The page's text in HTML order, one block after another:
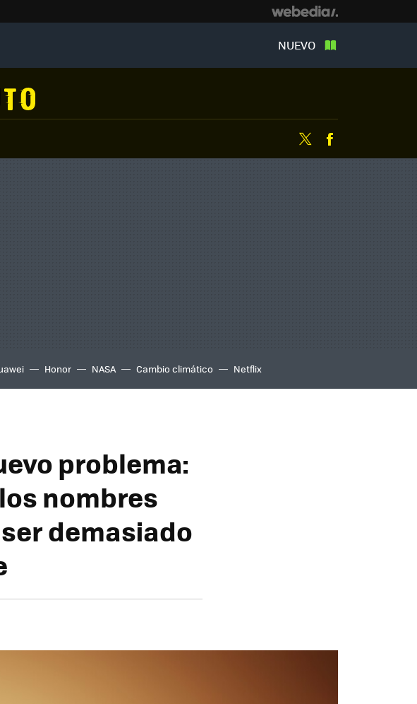
NUEVO
Twitter
Honor NASA Cambio climático Netflix
problema:
nombres
demasiado